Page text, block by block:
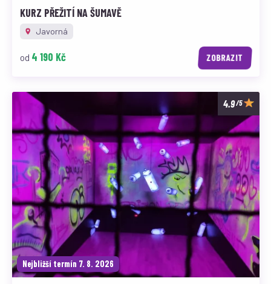
KURZ PŘEŽITÍ NA ŠUMAVĚ
Javorná
od 4 190 Kč ZOBRAZIT
/5
Nejbližší termín 7. 8. 2026